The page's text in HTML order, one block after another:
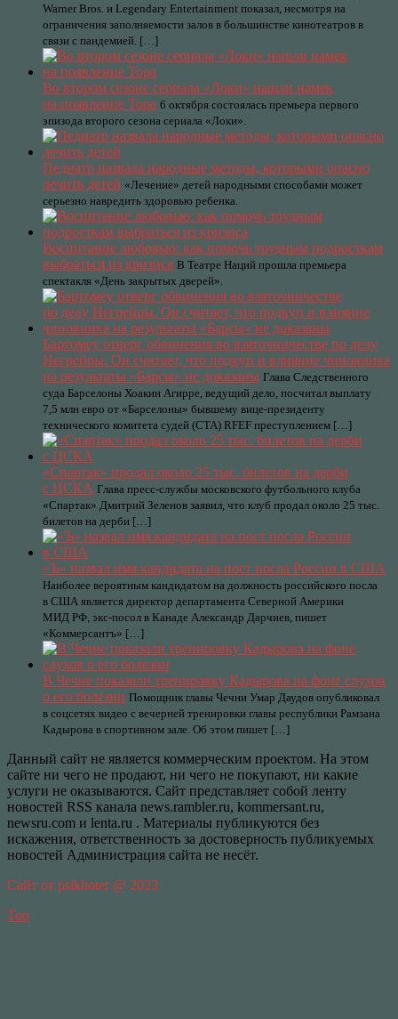
Warner Bros. и Legendary Entertainment показал, несмотря на
ограничения заполняемости залов в большинстве кинотеатров в
связи с пандемией. […]
Во втором сезоне сериала «Локи» нашли намек
на появление Тора 6 октября состоялась премьера первого
эпизода второго сезона сериала «Локи».
Педиатр назвала народные методы, которыми опасно
лечить детей «Лечение» детей народными способами может
серьезно навредить здоровью ребенка.
Воспитание любовью: как помочь трудным подросткам
выбраться из кризиса В Театре Наций прошла премьера
спектакля «День закрытых дверей».
Бартомеу отверг обвинения во взяточничестве по делу
Негрейры. Он считает, что подкуп и влияние чиновника
на результаты «Барсы» не доказаны Глава Следственного
суда Барселоны Хоакин Агирре, ведущий дело, посчитал выплату
7,5 млн евро от «Барселоны» бывшему вице-президенту
технического комитета судей (CTA) RFEF преступлением […]
«Спартак» продал около 25 тыс. билетов на дерби
с ЦСКА Глава пресс-службы московского футбольного клуба
«Спартак» Дмитрий Зеленов заявил, что клуб продал около 25 тыс.
билетов на дерби […]
«Ъ» назвал имя кандидата на пост посла России в США
Наиболее вероятным кандидатом на должность российского посла
в США является директор департамента Северной Америки
МИД РФ, экс-посол в Канаде Александр Дарчиев, пишет
«Коммерсантъ» […]
В Чечне показали тренировку Кадырова на фоне слухов
о его болезни Помощник главы Чечни Умар Даудов опубликовал
в соцсетях видео с вечерней тренировки главы республики Рамзана
Кадырова в спортивном зале. Об этом пишет […]
Данный сайт не является коммерческим проектом. На этом
сайте ни чего не продают, ни чего не покупают, ни какие
услуги не оказываются. Сайт представляет собой ленту
новостей RSS канала news.rambler.ru, kommersant.ru,
newsru.com и lenta.ru . Материалы публикуются без
искажения, ответственность за достоверность публикуемых
новостей Администрация сайта не несёт.
Сайт от psikhoter @ 2023
Top